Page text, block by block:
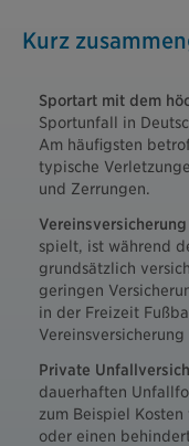
Kurz
Sportart mit dem
Sportunfall in
Am häufigsten
typische
und Zerrungen.
spielt, ist während
grundsätzlich
geringen
in der Freizeit
Private
dauerhaften
zum Beispiel
oder einen